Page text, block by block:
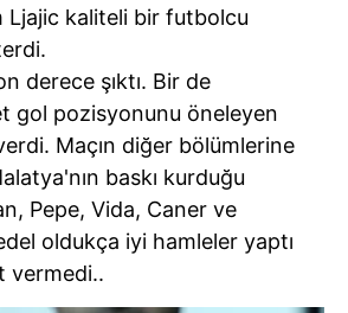
Ljajic kaliteli bir futbolcu
derece şıktı. Bir de
gol pozisyonunu öneleyen
Maçın diğer bölümlerine
baskı kurduğu
Pepe, Vida, Caner ve
oldukça iyi hamleler yaptı
vermedi..